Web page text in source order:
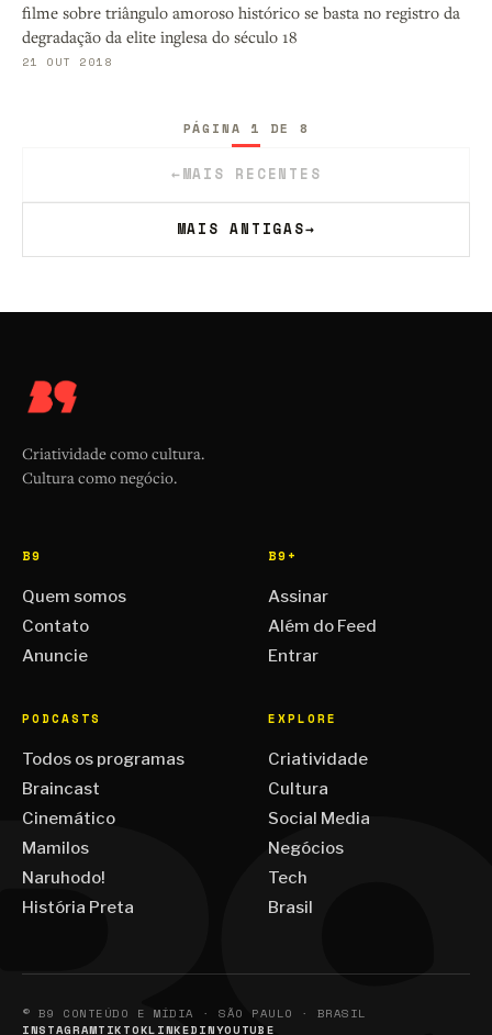
filme sobre triângulo amoroso histórico se basta no registro da
degradação da elite inglesa do século 18
21 OUT 2018
←MAIS RECENTES
PÁGINA 1 DE 8
MAIS ANTIGAS→
Criatividade como cultura.
Cultura como negócio.
B9
Quem somos
Contato
Anuncie
B9+
Assinar
Além do Feed
Entrar
PODCASTS
Todos os programas
Braincast
Cinemático
Mamilos
Naruhodo!
História Preta
EXPLORE
Criatividade
Cultura
Social Media
Negócios
Tech
Brasil
© B9 CONTEÚDO E MÍDIA · SÃO PAULO · BRASIL
INSTAGRAMTIKTOKLINKEDINYOUTUBE